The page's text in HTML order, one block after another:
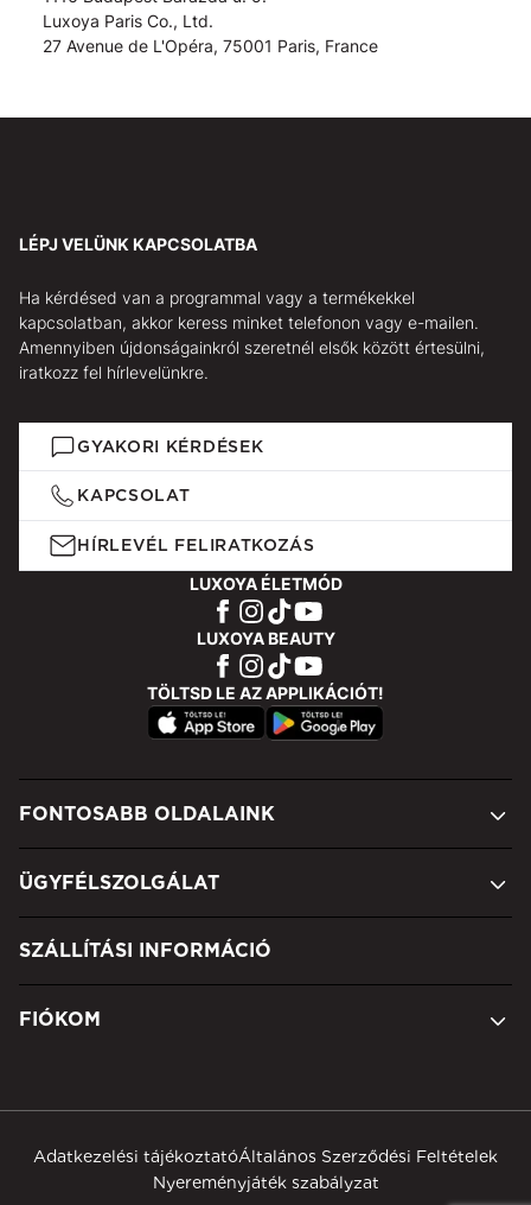
Luxoya Paris Co., Ltd.
27 Avenue de L'Opéra, 75001 Paris, France
LÉPJ VELÜNK KAPCSOLATBA
Ha kérdésed van a programmal vagy a termékekkel
kapcsolatban, akkor keress minket telefonon vagy e-mailen.
Amennyiben újdonságainkról szeretnél elsők között értesülni,
iratkozz fel hírlevelünkre.
GYAKORI KÉRDÉSEK
KAPCSOLAT
HÍRLEVÉL FELIRATKOZÁS
LUXOYA ÉLETMÓD
LUXOYA BEAUTY
TÖLTSD LE AZ APPLIKÁCIÓT!
FONTOSABB OLDALAINK
ÜGYFÉLSZOLGÁLAT
SZÁLLÍTÁSI INFORMÁCIÓ
FIÓKOM
Adatkezelési tájékoztatóÁltalános Szerződési Feltételek
Nyereményjáték szabályzat